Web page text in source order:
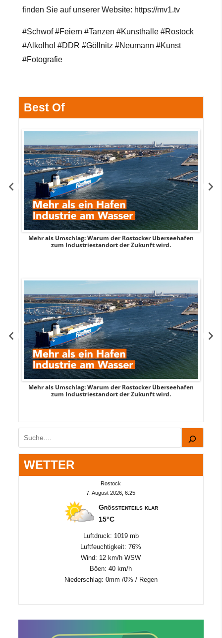
finden Sie auf unserer Website: https://mv1.tv
#Schwof #Feiern #Tanzen #Kunsthalle #Rostock
#Alkolhol #DDR #Göllnitz #Neumann #Kunst
#Fotografie
Best Of
Mehr als Umschlag: Warum der Rostocker Überseehafen
zum Industriestandort der Zukunft wird.
Mehr als Umschlag: Warum der Rostocker Überseehafen
zum Industriestandort der Zukunft wird.
Suchen
WETTER
Rostock
7. August 2026, 6:25
Größtenteils klar
15°C
Luftdruck: 1019 mb
Luftfeuchtigkeit: 76%
Wind: 12 km/h WSW
Böen: 40 km/h
Niederschlag: 0mm /0% / Regen